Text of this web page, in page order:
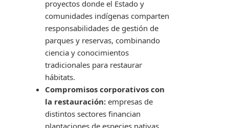
proyectos donde el Estado y
comunidades indígenas comparten
responsabilidades de gestión de
parques y reservas, combinando
ciencia y conocimientos
tradicionales para restaurar
hábitats.
Compromisos corporativos con
la restauración: empresas de
distintos sectores financian